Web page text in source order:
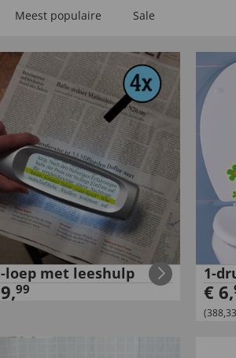
Meest populaire Sale
loep met leeshulp
,99
1-
€ 6,